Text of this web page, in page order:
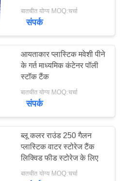
ग्रो बेड
बातचीत योग्य MOQ:चर्चा
संपर्क
आयताकार प्लास्टिक मवेशी पीने
के गर्त माध्यमिक कंटेनर पॉली
स्टॉक टैंक
बातचीत योग्य MOQ:चर्चा
संपर्क
ब्लू कलर राउंड 250 गैलन
प्लास्टिक वाटर स्टोरेज टैंक
लिक्विड फीड स्टोरेज के लिए
बातचीत योग्य MOQ:चर्चा